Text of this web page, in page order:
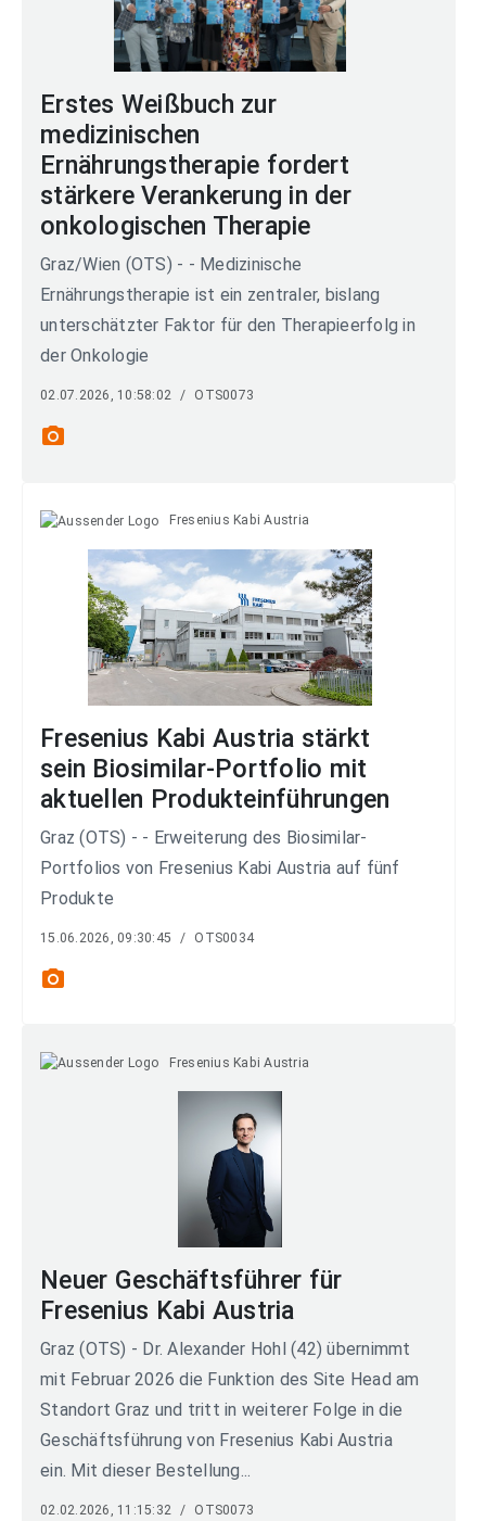
Erstes Weißbuch zur
medizinischen
Ernährungstherapie fordert
stärkere Verankerung in der
onkologischen Therapie
Graz/Wien (OTS) - - Medizinische
Ernährungstherapie ist ein zentraler, bislang
unterschätzter Faktor für den Therapieerfolg in
der Onkologie
02.07.2026, 10:58:02 / OTS0073
photo_camera
Fresenius Kabi Austria
Fresenius Kabi Austria stärkt
sein Biosimilar-Portfolio mit
aktuellen Produkteinführungen
Graz (OTS) - - Erweiterung des Biosimilar-
Portfolios von Fresenius Kabi Austria auf fünf
Produkte
15.06.2026, 09:30:45 / OTS0034
photo_camera
Fresenius Kabi Austria
Neuer Geschäftsführer für
Fresenius Kabi Austria
Graz (OTS) - Dr. Alexander Hohl (42) übernimmt
mit Februar 2026 die Funktion des Site Head am
Standort Graz und tritt in weiterer Folge in die
Geschäftsführung von Fresenius Kabi Austria
ein. Mit dieser Bestellung...
02.02.2026, 11:15:32 / OTS0073